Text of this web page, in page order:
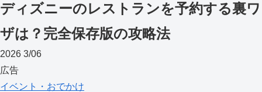
ディズニーのレストランを予約する裏ワ
ザは？完全保存版の攻略法
2026 3/06
広告
イベント・おでかけ